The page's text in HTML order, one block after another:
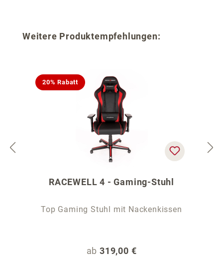
Produktgalerie überspringen
Weitere Produktempfehlungen:
20% Rabatt
RACEWELL 4 - Gaming-Stuhl
Top Gaming Stuhl mit Nackenkissen
Regulärer Preis:
ab 319,00 €